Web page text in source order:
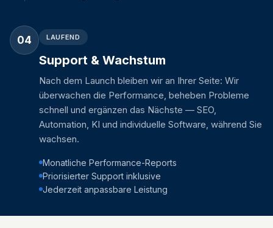
04 LAUFEND
Support & Wachstum
Nach dem Launch bleiben wir an Ihrer Seite: Wir
überwachen die Performance, beheben Probleme
schnell und ergänzen das Nächste — SEO,
Automation, KI und individuelle Software, während Sie
wachsen.
Monatliche Performance-Reports
Priorisierter Support inklusive
Jederzeit anpassbare Leistung